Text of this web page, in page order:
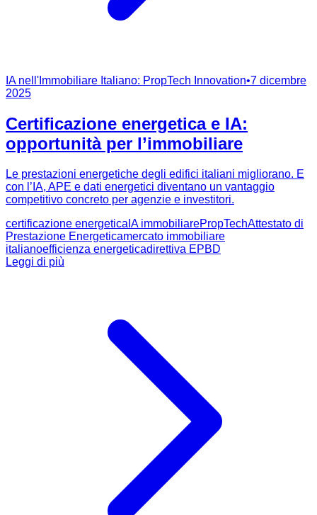
IA nell'Immobiliare Italiano: PropTech Innovation•7 dicembre
2025
Certificazione energetica e IA:
opportunità per l’immobiliare
Le prestazioni energetiche degli edifici italiani migliorano. E
con l’IA, APE e dati energetici diventano un vantaggio
competitivo concreto per agenzie e investitori.
certificazione energetica IA immobiliarePropTechAttestato di
Prestazione Energeticamercato immobiliare
italianoefficienza energeticadirettiva EPBD
Leggi di più